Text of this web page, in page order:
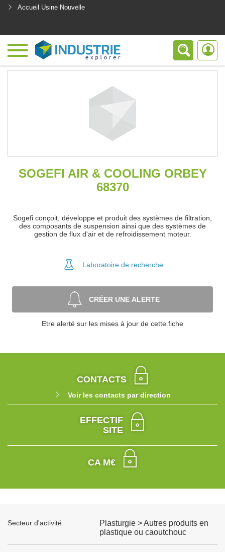
Accueil Usine Nouvelle
SOGEFI AIR & COOLING ORBEY
68370
Sogefi conçoit, développe et produit des systèmes de filtration,
des composants de suspension ainsi que des systèmes de
gestion de flux d'air et de refroidissement moteur.
Laboratoire de recherche
CRÉER UNE ALERTE
Etre alerté sur les mises à jour de cette fiche
CONTACTS
Voir les contacts par direction
EFFECTIF
SITE
CA M€
Secteur d'activité
Plasturgie > Autres produits en
plastique ou caoutchouc